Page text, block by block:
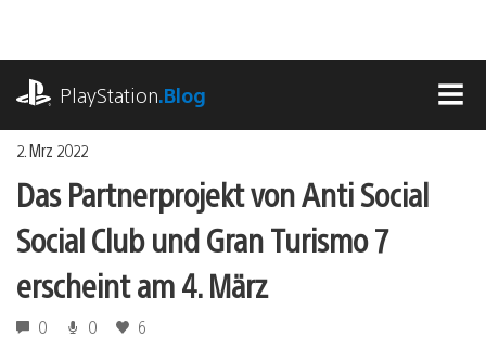
springen
PlayStation.Blog
2. Mrz 2022
Das Partnerprojekt von Anti Social
Social Club und Gran Turismo 7
erscheint am 4. März
0 0 6